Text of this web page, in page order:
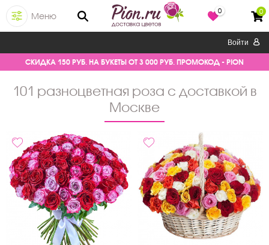
Меню
0 0
Войти
СКИДКА 150 РУБ. НА БУКЕТЫ ОТ 3 000 РУБ. ПРОМОКОД - PION
101 разноцветная роза с доставкой в
Москве